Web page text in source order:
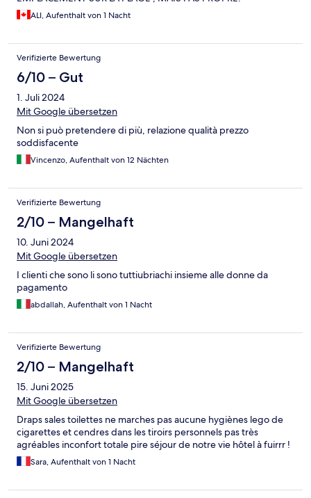
ALI, Aufenthalt von 1 Nacht
Verifizierte Bewertung
6/10 – Gut
1. Juli 2024
Mit Google übersetzen
Non si può pretendere di più, relazione qualità prezzo
soddisfacente
Vincenzo, Aufenthalt von 12 Nächten
Verifizierte Bewertung
2/10 – Mangelhaft
10. Juni 2024
Mit Google übersetzen
I clienti che sono li sono tuttiubriachi insieme alle donne da
pagamento
abdallah, Aufenthalt von 1 Nacht
Verifizierte Bewertung
2/10 – Mangelhaft
15. Juni 2025
Mit Google übersetzen
Draps sales toilettes ne marches pas aucune hygiènes lego de
cigarettes et cendres dans les tiroirs personnels pas très
agréables inconfort totale pire séjour de notre vie hôtel à fuirrr !
Sara, Aufenthalt von 1 Nacht